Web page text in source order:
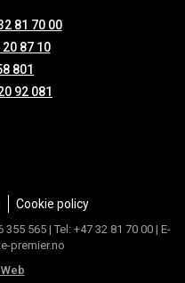
81 70 00
20 87 10
801
92 081
Cookie policy
565 | Tel: +47 32 81 70 00 | E-
premier.no